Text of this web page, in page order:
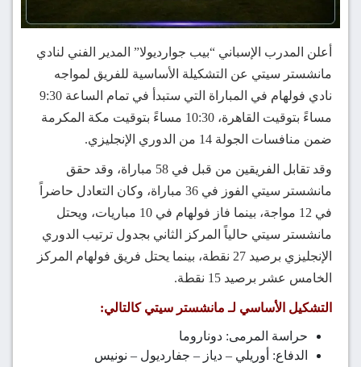
أعلن المدرب الإسباني “بيب جوارديولا” المدير الفني لنادي
مانشستر سيتي عن التشكيلة الأساسية للفريق لمواجه
نادي فولهام في المباراة التي ستبدأ في تمام الساعة 9:30
مساءً بتوقيت القاهرة، 10:30 مساءً بتوقيت مكة المكرمة
ضمن منافسات الجولة 14 من الدوري الإنجليزي.
وقد تقابل الفريقين من قبل في 58 مباراة، وقد حقق
مانشستر سيتي الفوز في 36 مباراة، وكان التعادل حاضراً
في 12 مواجة، بينما فاز فولهام في 10 مباريات، ويحتل
مانشستر سيتي حالياً المركز الثاني بجدول ترتيب الدوري
الإنجليزي برصيد 27 نقطة، بينما يحتل فريق فولهام المركز
الخامس عشر برصيد 15 نقطة.
التشكيل الأساسي لـ مانشستر سيتي كالتالي:
حراسة المرمى: دوناروما
الدفاع: أوريلي – دياز – جفارديول – نونيس